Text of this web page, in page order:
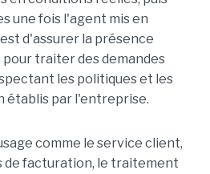
une fois l'agent mis en
d'assurer la présence
traiter des demandes
les politiques et les
établis par l'entreprise.
comme le service client,
de facturation, le traitement